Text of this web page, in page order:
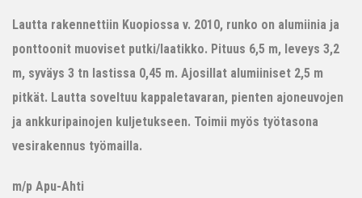
Lautta rakennettiin Kuopiossa v. 2010, runko on alumiinia ja
ponttoonit muoviset putki/laatikko. Pituus 6,5 m, leveys 3,2
m, syväys 3 tn lastissa 0,45 m. Ajosillat alumiiniset 2,5 m
pitkät. Lautta soveltuu kappaletavaran, pienten ajoneuvojen
ja ankkuripainojen kuljetukseen. Toimii myös työtasona
vesirakennus työmailla.
m/p Apu-Ahti